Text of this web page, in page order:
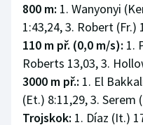
800 m: 1. Wanyonyi
1:43,24, 3. Robert (Fr.)
110 m př. (0,0 m/s): 1.
Roberts 13,03, 3.
3000 m př.: 1. El
(Et.) 8:11,29, 3. Serem
Trojskok: 1. Díaz (It.)